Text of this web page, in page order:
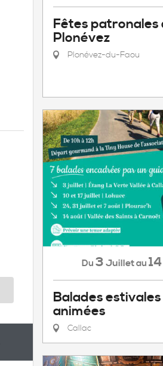
Fêtes patronales
Plonévez
Plonévez-du-Faou
Du 3 Juilletau 14
Balades estivales
animées
Callac